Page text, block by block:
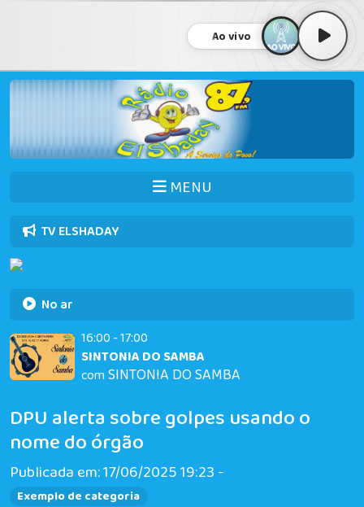
Ao vivo
MENU
TV ELSHADAY
No ar
16:00 - 17:00
SINTONIA DO SAMBA
com SINTONIA DO SAMBA
DPU alerta sobre golpes usando o
nome do órgão
Publicada em: 17/06/2025 19:23 -
Exemplo de categoria